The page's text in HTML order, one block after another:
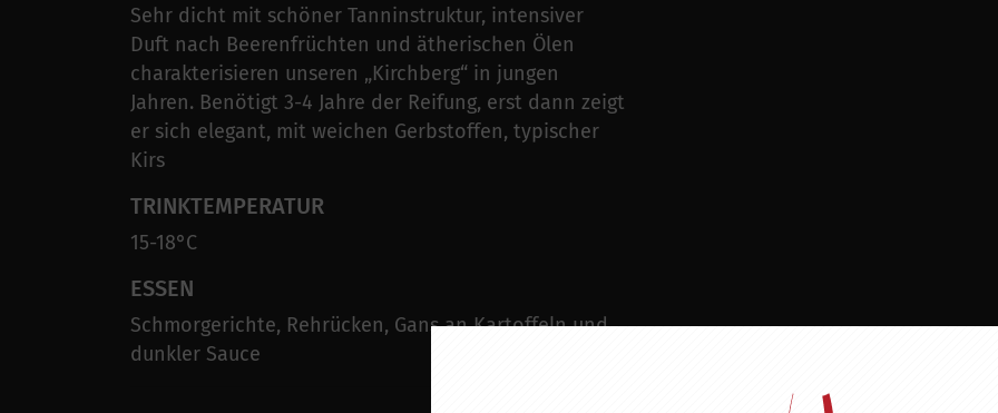
Sehr dicht mit schöner Tanninstruktur, intensiver
Duft nach Beerenfrüchten und ätherischen Ölen
charakterisieren unseren „Kirchberg“ in jungen
Jahren. Benötigt 3-4 Jahre der Reifung, erst dann zeigt
er sich elegant, mit weichen Gerbstoffen, typischer
Kirs
TRINKTEMPERATUR
15-18°C
ESSEN
Schmorgerichte, Rehrücken, Gans an Kartoffeln und
dunkler Sauce